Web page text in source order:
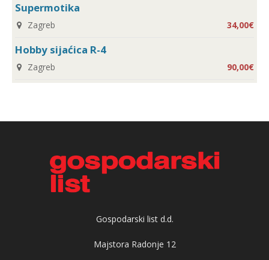
Supermotika
Zagreb 34,00€
Hobby sijaćica R-4
Zagreb 90,00€
Gospodarski list d.d.
Majstora Radonje 12